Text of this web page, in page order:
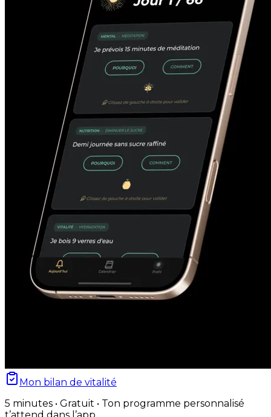
Mon bilan de vitalité
5 minutes • Gratuit • Ton programme personnalisé